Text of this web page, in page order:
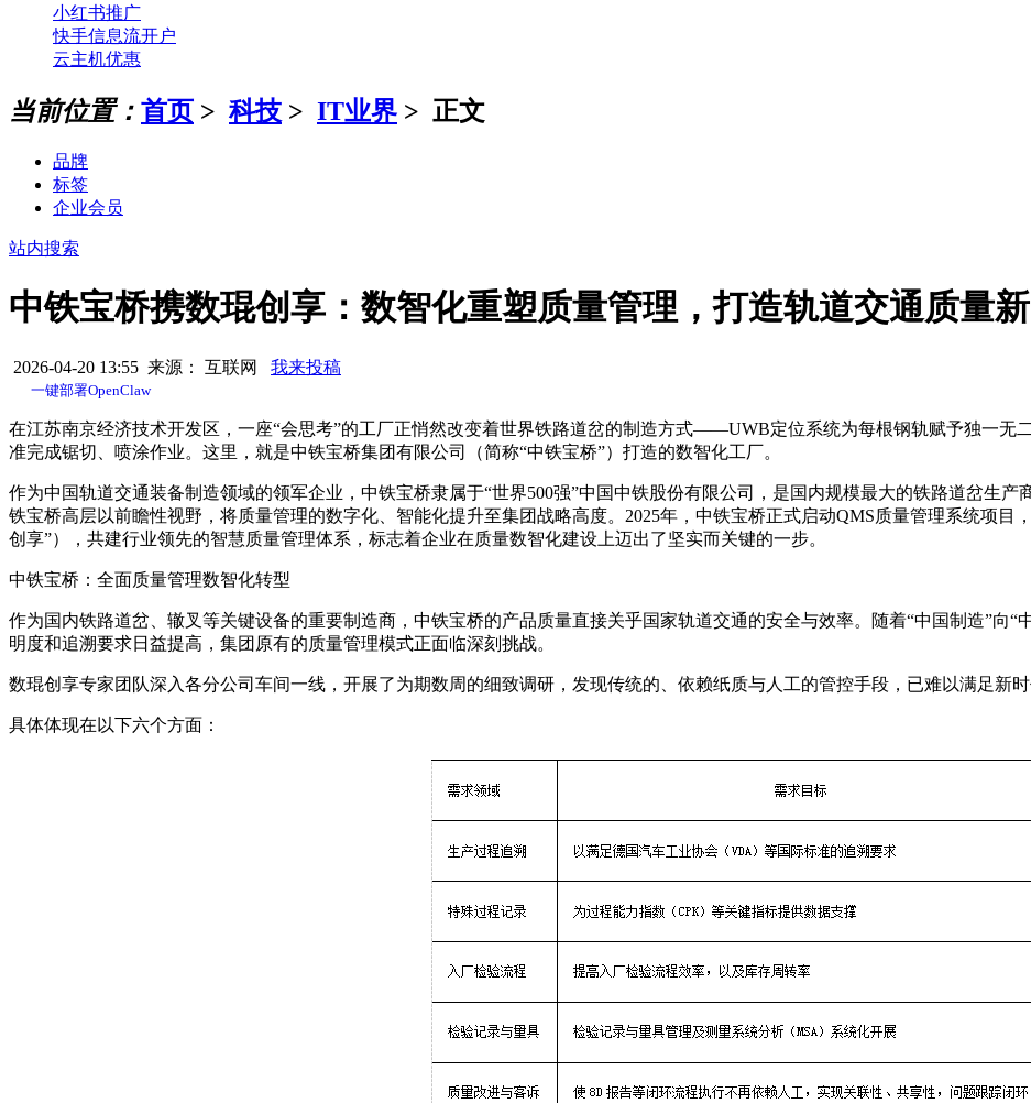
小红书推广
快手信息流开户
云主机优惠
当前位置： 首页 > 科技 > IT业界 > 正文
品牌
标签
企业会员
站内搜索
中铁宝桥携数琨创享：数智化重塑质量管理，打造轨道交通质量
2026-04-20 13:55 来源： 互联网 我来投稿
一键部署OpenClaw
在江苏南京经济技术开发区，一座“会思考”的工厂正悄然改变着世界铁路道岔的制造方式——UWB定位系统为每根钢轨赋予独一无
准完成锯切、喷涂作业。这里，就是中铁宝桥集团有限公司（简称“中铁宝桥”）打造的数智化工厂。
作为中国轨道交通装备制造领域的领军企业，中铁宝桥隶属于“世界500强”中国中铁股份有限公司，是国内规模最大的铁路道岔生产
铁宝桥高层以前瞻性视野，将质量管理的数字化、智能化提升至集团战略高度。2025年，中铁宝桥正式启动QMS质量管理系统项目
创享”），共建行业领先的智慧质量管理体系，标志着企业在质量数智化建设上迈出了坚实而关键的一步。
中铁宝桥：全面质量管理数智化转型
作为国内铁路道岔、辙叉等关键设备的重要制造商，中铁宝桥的产品质量直接关乎国家轨道交通的安全与效率。随着“中国制造”向
明度和追溯要求日益提高，集团原有的质量管理模式正面临深刻挑战。
数琨创享专家团队深入各分公司车间一线，开展了为期数周的细致调研，发现传统的、依赖纸质与人工的管控手段，已难以满足新
具体体现在以下六个方面：